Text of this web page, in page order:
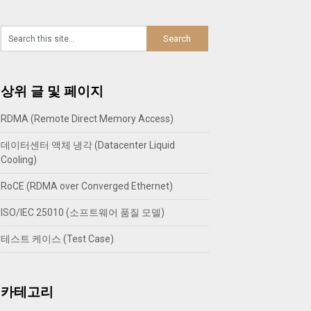
상위 글 및 페이지
RDMA (Remote Direct Memory Access)
데이터센터 액체 냉각 (Datacenter Liquid
Cooling)
RoCE (RDMA over Converged Ethernet)
ISO/IEC 25010 (소프트웨어 품질 모델)
테스트 케이스 (Test Case)
카테고리